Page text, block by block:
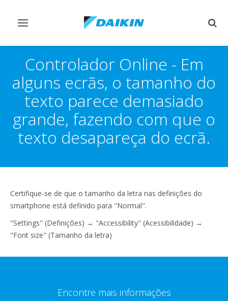
Comutar
Controlador Online - Em
alguns ecrãs, o tamanho do
texto parece demasiado
grande, fazendo com que o
texto desapareça do ecrã.
Certifique-se de que o tamanho da letra nas definições do
smartphone está definido para "Normal".
"Settings" (Definições) → "Accessibility" (Acessibilidade) →
"Font size" (Tamanho da letra)
Encontre mais informações